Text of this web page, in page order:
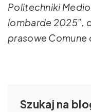
Politechniki
lombarde 2025”,
prasowe Comune
Szukaj